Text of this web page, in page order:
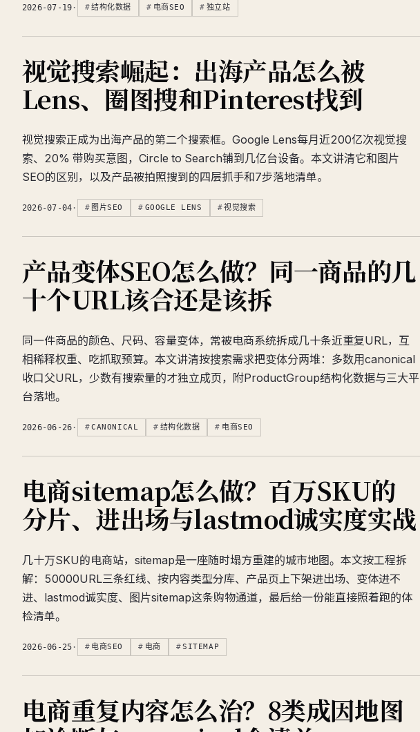
2026-07-19 · 结构化数据 电商SEO 独立站
视觉搜索崛起：出海产品怎么被
Lens、圈图搜和Pinterest找到
视觉搜索正成为出海产品的第二个搜索框。Google Lens每月近200亿次视觉搜
索、20% 带购买意图，Circle to Search铺到几亿台设备。本文讲清它和图片
SEO的区别，以及产品被拍照搜到的四层抓手和7步落地清单。
2026-07-04 · 图片SEO GOOGLE LENS 视觉搜索
产品变体SEO怎么做？同一商品的几
十个URL该合还是该拆
同一件商品的颜色、尺码、容量变体，常被电商系统拆成几十条近重复URL，互
相稀释权重、吃抓取预算。本文讲清按搜索需求把变体分两堆：多数用canonical
收口父URL，少数有搜索量的才独立成页，附ProductGroup结构化数据与三大平
台落地。
2026-06-26 · CANONICAL 结构化数据 电商SEO
电商sitemap怎么做？百万SKU的
分片、进出场与lastmod诚实度实战
几十万SKU的电商站，sitemap是一座随时塌方重建的城市地图。本文按工程拆
解：50000URL三条红线、按内容类型分库、产品页上下架进出场、变体进不
进、lastmod诚实度、图片sitemap这条购物通道，最后给一份能直接照着跑的体
检清单。
2026-06-25 · 电商SEO 电商 SITEMAP
电商重复内容怎么治？8类成因地图